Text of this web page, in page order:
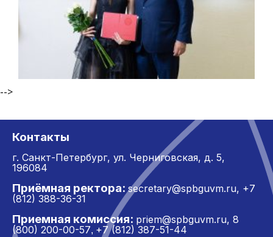
-->
Контакты
г. Санкт-Петербург, ул. Черниговская, д. 5,
196084
Приёмная ректора: secretary@spbguvm.ru, +7
(812) 388-36-31
Приемная комиссия: priem@spbguvm.ru, 8
(800) 200-00-57, +7 (812) 387-51-44